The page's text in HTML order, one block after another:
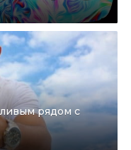
рядом с